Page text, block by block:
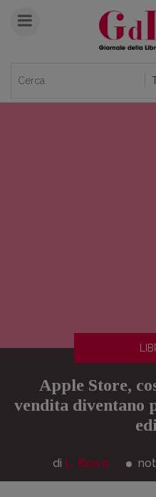
Apple Store,
vendita diventano
di L. Biava